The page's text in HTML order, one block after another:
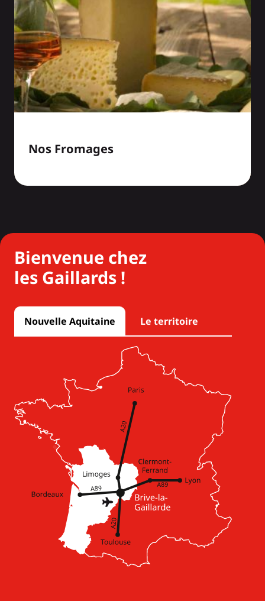
Nos Fromages
Bienvenue chez
les Gaillards !
Nouvelle Aquitaine Le territoire